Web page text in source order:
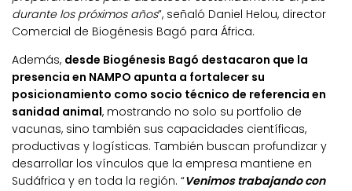
durante los próximos años”, señaló Daniel Helou, director
Comercial de Biogénesis Bagó para África.
Además, desde Biogénesis Bagó destacaron que la
presencia en NAMPO apunta a fortalecer su
posicionamiento como socio técnico de referencia en
sanidad animal, mostrando no solo su portfolio de
vacunas, sino también sus capacidades científicas,
productivas y logísticas. También buscan profundizar y
desarrollar los vínculos que la empresa mantiene en
Sudáfrica y en toda la región. “Venimos trabajando con